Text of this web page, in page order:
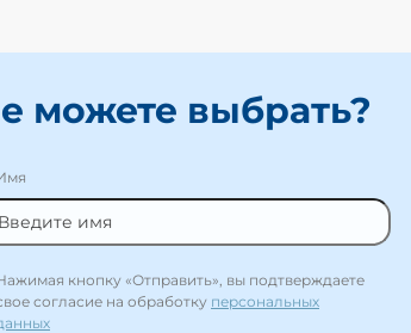
можете выбрать?
кнопку «Отправить», вы подтверждаете
согласие на обработку персональных